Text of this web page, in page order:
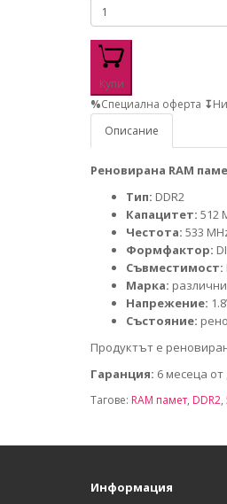
Купи
%Специална оферта ↧
Описание
Реновирана RAM
Тип: DDR2
Капацитет: 512
Честота: 533
Формфактор:
Съвместимост:
Марка:
Напрежение:
Състояние:
Продуктът е
Гаранция: 6 месеца
Тагове: RAM памет, DDR2,
Информация